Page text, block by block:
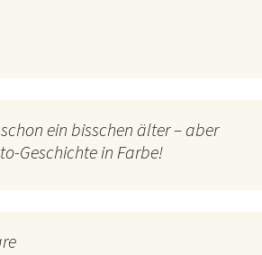
ein bisschen älter – aber
Geschichte in Farbe!